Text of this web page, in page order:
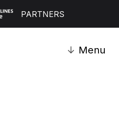
PARTNERS
↓ Menu